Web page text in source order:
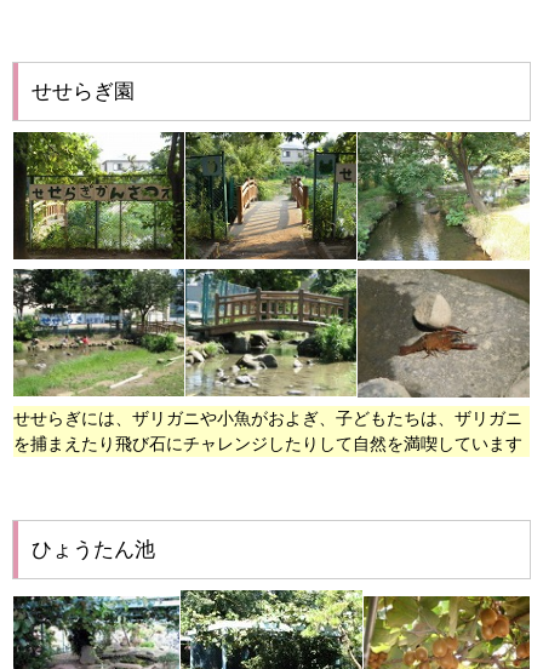
せせらぎ園
せせらぎには、ザリガニや小魚がおよぎ、子どもたちは、ザリガニ
を捕まえたり飛び石にチャレンジしたりして自然を満喫しています
ひょうたん池